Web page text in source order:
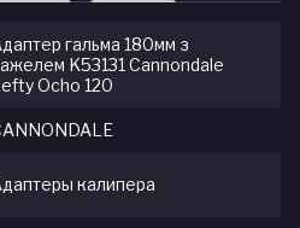
гальма 180мм з
K53131 Cannondale
Ocho 120
калипера